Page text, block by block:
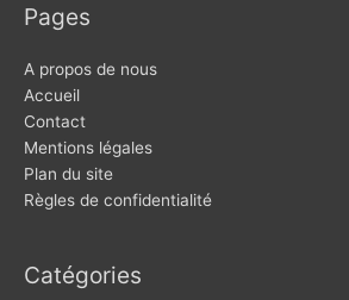
Pages
A propos de nous
Accueil
Contact
Mentions légales
Plan du site
Règles de confidentialité
Catégories